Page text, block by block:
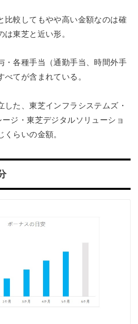
比較してもやや高い金額なのは確
東芝と近い形。
・各種手当（通勤手当、時間外手
てが含まれている。
した、東芝インフラシステムズ・
ジ・東芝デジタルソリューショ
くらいの金額。